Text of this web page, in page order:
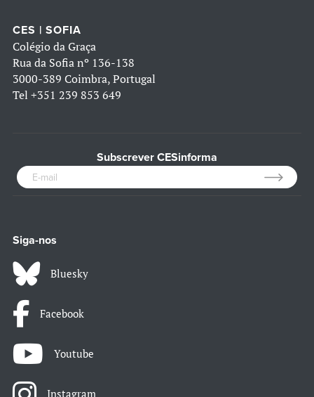
CES | SOFIA
Colégio da Graça
Rua da Sofia nº 136-138
3000-389 Coimbra, Portugal
Tel +351 239 853 649
Subscrever CESinforma
Siga-nos
Bluesky
Facebook
Youtube
Instagram